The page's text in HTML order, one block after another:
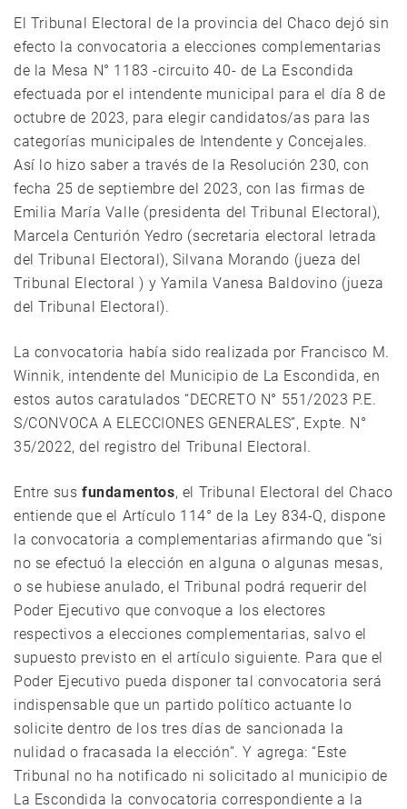
El Tribunal Electoral de la provincia del Chaco dejó sin
efecto la convocatoria a elecciones complementarias
de la Mesa N° 1183 -circuito 40- de La Escondida
efectuada por el intendente municipal para el día 8 de
octubre de 2023, para elegir candidatos/as para las
categorías municipales de Intendente y Concejales.
Así lo hizo saber a través de la Resolución 230, con
fecha 25 de septiembre del 2023, con las firmas de
Emilia María Valle (presidenta del Tribunal Electoral),
Marcela Centurión Yedro (secretaria electoral letrada
del Tribunal Electoral), Silvana Morando (jueza del
Tribunal Electoral ) y Yamila Vanesa Baldovino (jueza
del Tribunal Electoral).
La convocatoria había sido realizada por Francisco M.
Winnik, intendente del Municipio de La Escondida, en
estos autos caratulados “DECRETO N° 551/2023 P.E.
S/CONVOCA A ELECCIONES GENERALES”, Expte. N°
35/2022, del registro del Tribunal Electoral.
Entre sus fundamentos, el Tribunal Electoral del Chaco
entiende que el Artículo 114° de la Ley 834-Q, dispone
la convocatoria a complementarias afirmando que “si
no se efectuó la elección en alguna o algunas mesas,
o se hubiese anulado, el Tribunal podrá requerir del
Poder Ejecutivo que convoque a los electores
respectivos a elecciones complementarias, salvo el
supuesto previsto en el artículo siguiente. Para que el
Poder Ejecutivo pueda disponer tal convocatoria será
indispensable que un partido político actuante lo
solicite dentro de los tres días de sancionada la
nulidad o fracasada la elección”. Y agrega: “Este
Tribunal no ha notificado ni solicitado al municipio de
La Escondida la convocatoria correspondiente a la